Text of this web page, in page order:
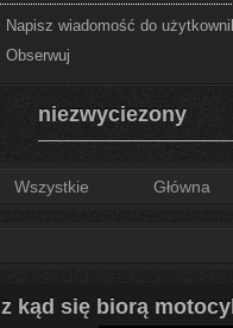
Napisz wiadomość do
Obserwuj
niezwyciezony
Wszystkie Główna
z kąd się biorą